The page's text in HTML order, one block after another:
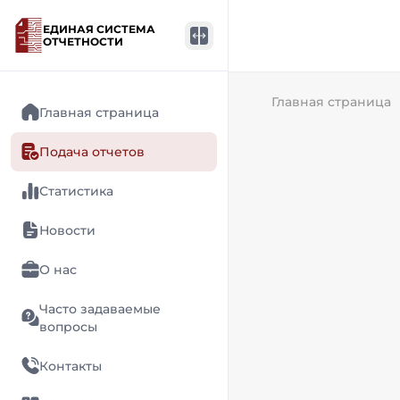
ЕДИНАЯ СИСТЕМА
ОТЧЕТНОСТИ
Главная страница
Подача отчетов
Статистика
Новости
О нас
Часто задаваемые
вопросы
Контакты
Главная страница